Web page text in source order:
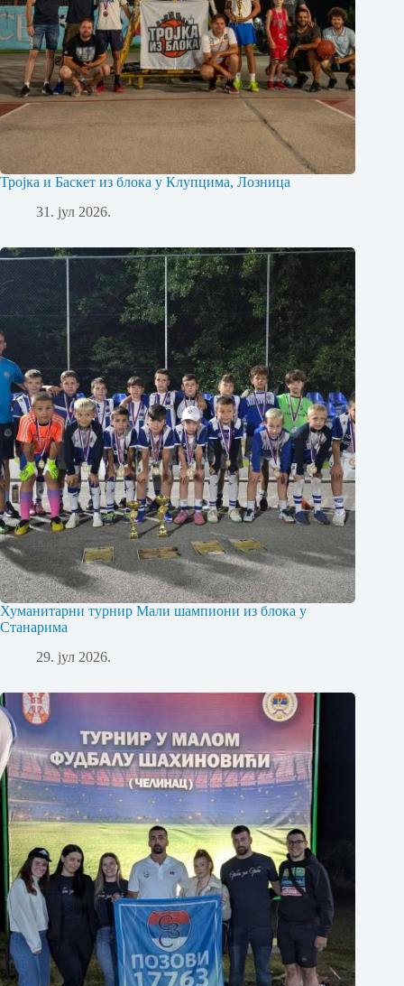
Тројка и Баскет из блока у Клупцима, Лозница
31. јул 2026.
Хуманитарни турнир Мали шампиони из блока у
Станарима
29. јул 2026.